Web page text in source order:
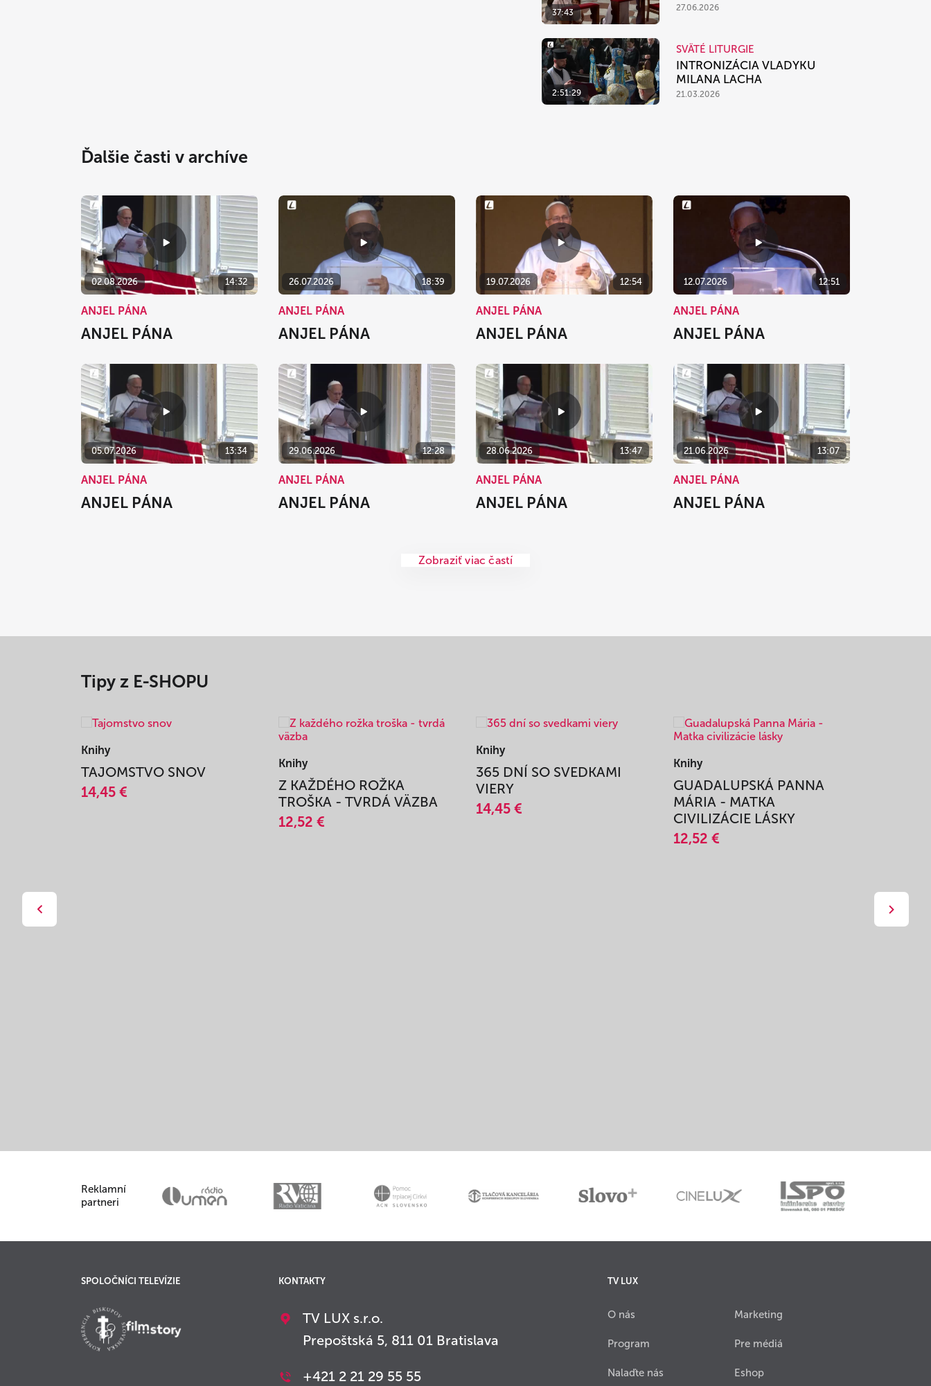
37:43
27.06.2026
2:51:29
SVÄTÉ LITURGIE
INTRONIZÁCIA VLADYKU
MILANA LACHA
21.03.2026
Ďalšie časti v archíve
02.08.2026 14:32
ANJEL PÁNA
ANJEL PÁNA
26.07.2026 18:39
ANJEL PÁNA
ANJEL PÁNA
19.07.2026 12:54
ANJEL PÁNA
ANJEL PÁNA
12.07.2026 12:51
ANJEL PÁNA
ANJEL PÁNA
05.07.2026 13:34
ANJEL PÁNA
ANJEL PÁNA
29.06.2026 12:28
ANJEL PÁNA
ANJEL PÁNA
28.06.2026 13:47
ANJEL PÁNA
ANJEL PÁNA
21.06.2026 13:07
ANJEL PÁNA
ANJEL PÁNA
Zobraziť viac častí
Tipy z E-SHOPU
Knihy
TAJOMSTVO SNOV
14,45 €
Knihy
Z KAŽDÉHO ROŽKA
TROŠKA - TVRDÁ VÄZBA
12,52 €
Knihy
365 DNÍ SO SVEDKAMI
VIERY
14,45 €
Knihy
GUADALUPSKÁ PANNA
MÁRIA - MATKA
CIVILIZÁCIE LÁSKY
12,52 €
Reklamní
partneri
SPOLOČNÍCI TELEVÍZIE KONTAKTY
TV LUX s.r.o.
Prepoštská 5, 811 01 Bratislava
+421 2 21 29 55 55
TV LUX
O nás
Program
Nalaďte nás
Marketing
Pre médiá
Eshop